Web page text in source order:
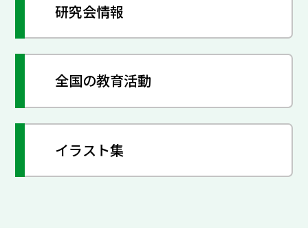
研究会情報
全国の教育活動
イラスト集